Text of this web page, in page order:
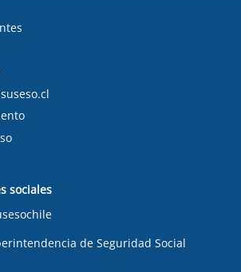
sociales
de Seguridad Social